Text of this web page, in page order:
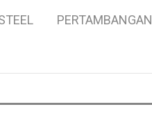
PERTAMBANGAN